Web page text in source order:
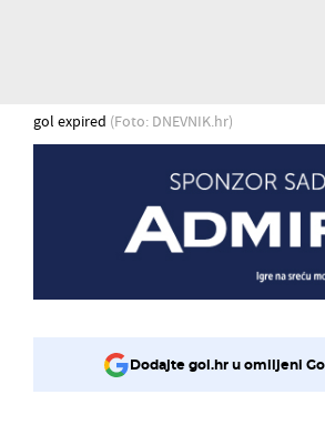
gol expired (Foto: DNEVNIK.hr)
Dodajte gol.hr u omiljeni